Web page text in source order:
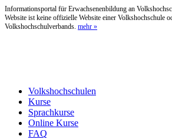
Informationsportal für Erwachsenenbildung an
Website ist keine offizielle Website einer Volkshochschule
Volkshochschulverbands. mehr »
Volkshochschulen
Kurse
Sprachkurse
Online Kurse
FAQ